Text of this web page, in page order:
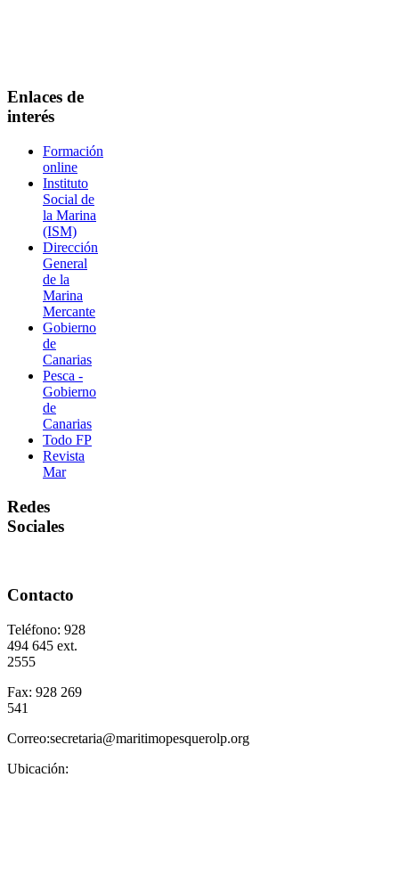
Enlaces de
interés
Formación
online
Instituto
Social de
la Marina
(ISM)
Dirección
General
de la
Marina
Mercante
Gobierno
de
Canarias
Pesca -
Gobierno
de
Canarias
Todo FP
Revista
Mar
Redes
Sociales
Contacto
Teléfono: 928
494 645 ext.
2555
Fax: 928 269
541
Correo:secretaria@maritimopesquerolp.org
Ubicación: